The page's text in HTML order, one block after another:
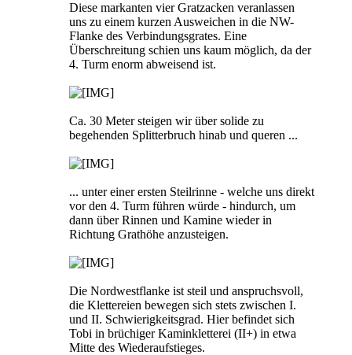
Diese markanten vier Gratzacken veranlassen
uns zu einem kurzen Ausweichen in die NW-
Flanke des Verbindungsgrates. Eine
Überschreitung schien uns kaum möglich, da der
4. Turm enorm abweisend ist.
Ca. 30 Meter steigen wir über solide zu
begehenden Splitterbruch hinab und queren ...
... unter einer ersten Steilrinne - welche uns direkt
vor den 4. Turm führen würde - hindurch, um
dann über Rinnen und Kamine wieder in
Richtung Grathöhe anzusteigen.
Die Nordwestflanke ist steil und anspruchsvoll,
die Klettereien bewegen sich stets zwischen I.
und II. Schwierigkeitsgrad. Hier befindet sich
Tobi in brüchiger Kaminkletterei (II+) in etwa
Mitte des Wiederaufstieges.